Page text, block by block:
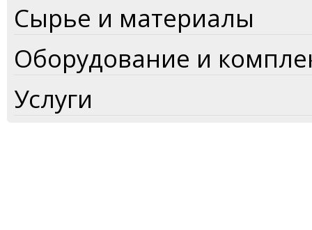
Сырье и материалы
Оборудование и
Услуги